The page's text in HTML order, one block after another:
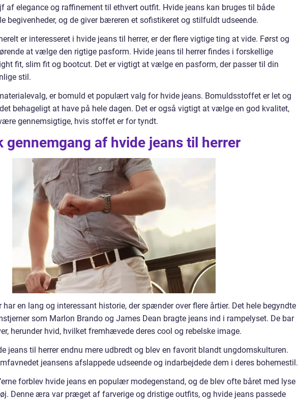
af elegance og raffinement til ethvert outfit. Hvide jeans kan bruges til både
begivenheder, og de giver bæreren et sofistikeret og stilfuldt udseende.
er interesseret i hvide jeans til herrer, er der flere vigtige ting at vide. Først og
at vælge den rigtige pasform. Hvide jeans til herrer findes i forskellige
fit, slim fit og bootcut. Det er vigtigt at vælge en pasform, der passer til din
stil.
er bomuld et populært valg for hvide jeans. Bomuldsstoffet er let og
behageligt at have på hele dagen. Det er også vigtigt at vælge en god kvalitet,
gennemsigtige, hvis stoffet er for tyndt.
gennemgang af hvide jeans til herrer
har en lang og interessant historie, der spænder over flere årtier. Det hele begyndte
som Marlon Brando og James Dean bragte jeans ind i rampelyset. De bar
herunder hvid, hvilket fremhævede deres cool og rebelske image.
jeans til herrer endnu mere udbredt og blev en favorit blandt ungdomskulturen.
jeansens afslappede udseende og indarbejdede dem i deres bohemestil.
forblev hvide jeans en populær modegenstand, og de blev ofte båret med lyse
Denne æra var præget af farverige og dristige outfits, og hvide jeans passede